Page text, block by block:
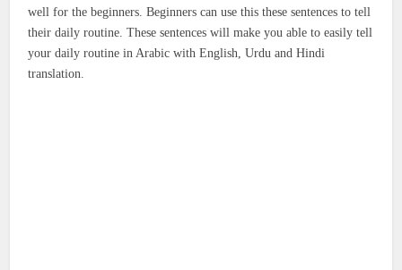
well for the beginners. Beginners can use this these sentences to tell
their daily routine. These sentences will make you able to easily tell
your daily routine in Arabic with English, Urdu and Hindi
translation.